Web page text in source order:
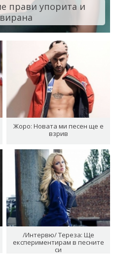
прави упорита и
Жоро: Новата ми песен ще е
взрив
/Интервю/ Тереза: Ще
експериментирам в песните
си